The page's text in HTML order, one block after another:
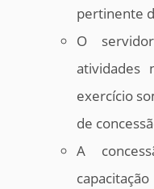
pertinente
O
atividades
exercício
de
A